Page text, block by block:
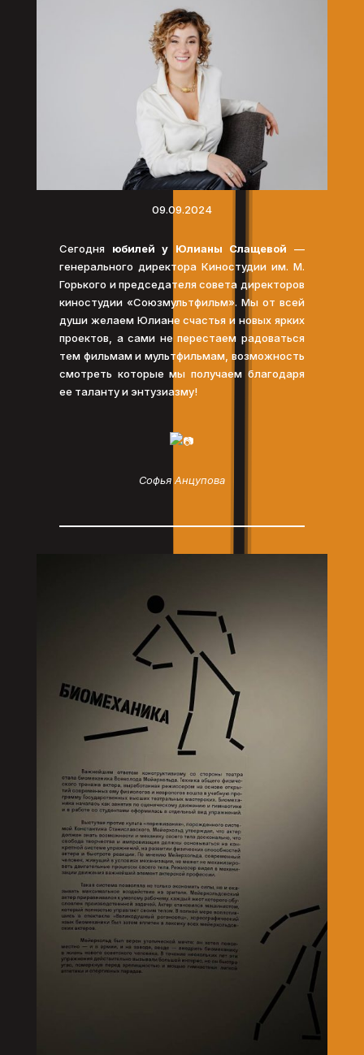
09.09.2024
Сегодня юбилей у Юлианы Слащевой —
генерального директора Киностудии им. М.
Горького и председателя совета директоров
киностудии «Союзмультфильм». Мы от всей
души желаем Юлиане счастья и новых ярких
проектов, а сами не перестаем радоваться
тем фильмам и мультфильмам, возможность
смотреть которые мы получаем благодаря
ее таланту и энтузиазму!
Софья Анцупова